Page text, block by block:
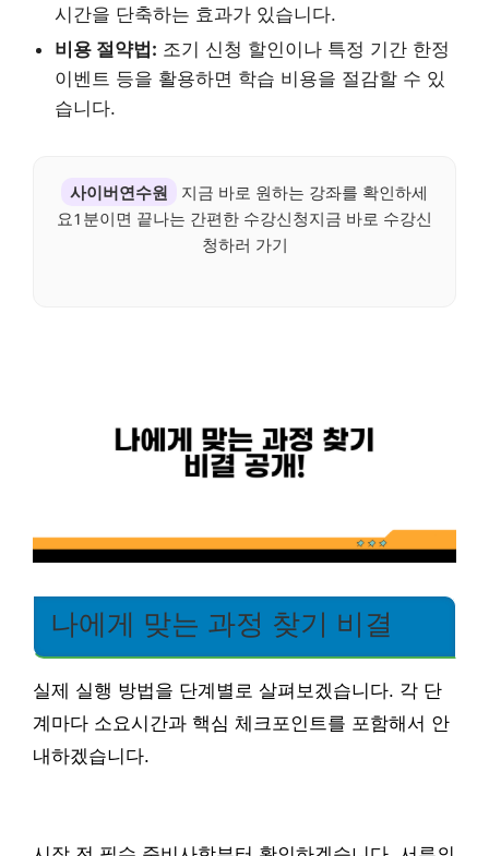
시간을 단축하는 효과가 있습니다.
비용 절약법: 조기 신청 할인이나 특정 기간 한정
이벤트 등을 활용하면 학습 비용을 절감할 수 있
습니다.
사이버연수원
지금 바로 원하는 강좌를 확인하세
요1분이면 끝나는 간편한 수강신청지금 바로 수강신
청하러 가기
나에게 맞는 과정 찾기 비결
실제 실행 방법을 단계별로 살펴보겠습니다. 각 단
계마다 소요시간과 핵심 체크포인트를 포함해서 안
내하겠습니다.